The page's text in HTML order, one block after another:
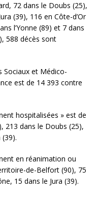
72 dans le Doubs (25),
(39), 116 en Côte-d’Or
l’Yonne (89) et 7 dans
588 décès sont
Sociaux et Médico-
est de 14 393 contre
hospitalisées » est de
213 dans le Doubs (25),
en réanimation ou
de-Belfort (90), 75
15 dans le Jura (39).